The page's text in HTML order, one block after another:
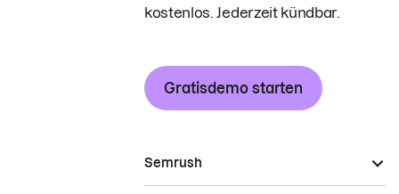
kostenlos. Jederzeit kündbar.
Gratisdemo starten
Semrush